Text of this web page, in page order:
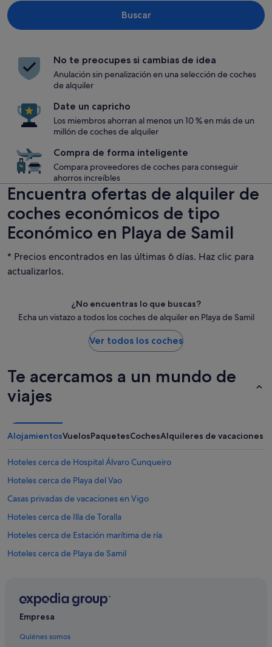
Buscar
No te preocupes si cambias de idea
Anulación sin penalización en una selección de coches
de alquiler
Date un capricho
Los miembros ahorran al menos un 10 % en más de un
millón de coches de alquiler
Compra de forma inteligente
Compara proveedores de coches para conseguir
ahorros increíbles
Encuentra ofertas de alquiler de
coches económicos de tipo
Económico en Playa de Samil
* Precios encontrados en las últimas 6 días. Haz clic para
actualizarlos.
¿No encuentras lo que buscas?
Echa un vistazo a todos los coches de alquiler en Playa de Samil
Ver todos los coches
Te acercamos a un mundo de
viajes
AlojamientosVuelosPaquetesCochesAlquileres de vacaciones
Hoteles cerca de Hospital Álvaro Cunqueiro
Hoteles cerca de Playa del Vao
Casas privadas de vacaciones en Vigo
Hoteles cerca de Illa de Toralla
Hoteles cerca de Estación marítima de ría
Hoteles cerca de Playa de Samil
Casas de campo en Vigo
Empresa
Quiénes somos